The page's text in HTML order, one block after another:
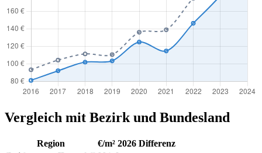
Vergleich mit Bezirk und Bundesland
Region €/m² 2026 Differenz